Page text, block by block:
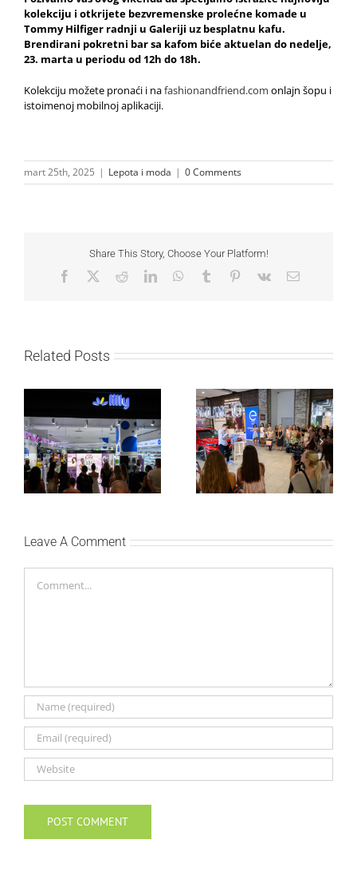
kolekciju i otkrijete bezvremenske prolećne komade u
Tommy Hilfiger radnji u Galeriji uz besplatnu kafu.
Brendirani pokretni bar sa kafom biće aktuelan do nedelje,
23. marta u periodu od 12h do 18h.
Kolekciju možete pronaći i nafashionandfriend.com onlajn šopu i
istoimenoj mobilnoj aplikaciji.
mart 25th, 2025 | Lepota i moda | 0 Comments
Share This Story, Choose Your Platform!
Facebook RedditLinkedInWhatsApp
Tumblr Pinterest
Vk Email
Related Posts
Lilly Drogerie i L’Oréal
Paris Elseve na
Festivalu nege kose
predstavili Collagen
Lifter liniju i popuste do
30 odsto
Lilly Drogerie proslavile
10. online rođendan,
uručile automobil
Citroën C3 i najavile
saradnju sa
šampionkom Andreom
Leave A Comment